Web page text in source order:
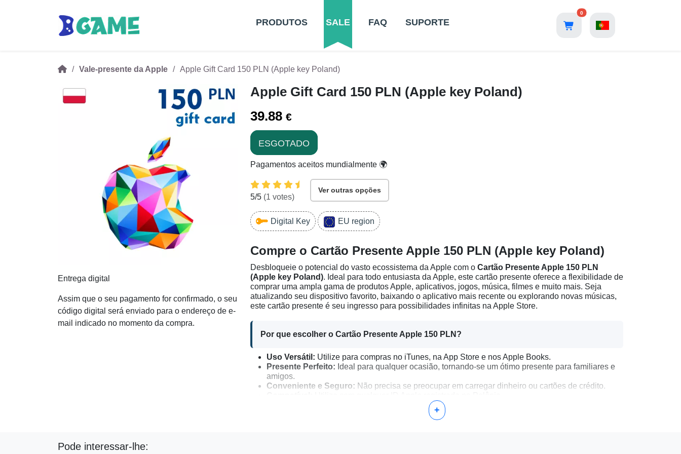
PRODUTOS SALE FAQ SUPORTE
0
Vale-presente da Apple Apple Gift Card 150 PLN (Apple key Poland)
Entrega digital
Assim que o seu pagamento for confirmado, o seu
código digital será enviado para o endereço de e-
mail indicado no momento da compra.
Apple Gift Card 150 PLN (Apple key Poland)
39.88 €
ESGOTADO
Pagamentos aceitos mundialmente 🌍
5/5 (1 votes)
Ver outras opções
Digital Key EU region
Compre o Cartão Presente Apple 150 PLN (Apple key Poland)
Desbloqueie o potencial do vasto ecossistema da Apple com o Cartão Presente Apple 150 PLN
(Apple key Poland). Ideal para todo entusiasta da Apple, este cartão presente oferece a flexibilidade de
comprar uma ampla gama de produtos Apple, aplicativos, jogos, música, filmes e muito mais. Seja
atualizando seu dispositivo favorito, baixando o aplicativo mais recente ou explorando novas músicas,
este cartão presente é seu ingresso para possibilidades infinitas na Apple Store.
Por que escolher o Cartão Presente Apple 150 PLN?
Uso Versátil: Utilize para compras no iTunes, na App Store e nos Apple Books.
Presente Perfeito: Ideal para qualquer ocasião, tornando-se um ótimo presente para familiares e
amigos.
Conveniente e Seguro: Não precisa se preocupar em carregar dinheiro ou cartões de crédito.
+
Pode interessar-lhe: